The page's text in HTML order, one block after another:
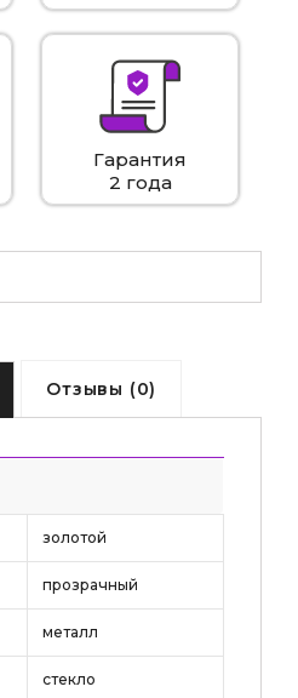
Гарантия
2 года
Отзывы (0)
золотой
прозрачный
металл
стекло